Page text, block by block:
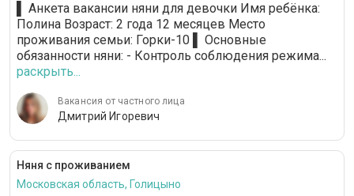
▌ Анкета вакансии няни для девочки Имя ребёнка:
Полина Возраст: 2 года 12 месяцев Место
проживания семьи: Горки-10 ▌ Основные
обязанности няни: - Контроль соблюдения режима...
раскрыть...
Вакансия от частного лица
Дмитрий Игоревич
Няня с проживанием
Московская область, Голицыно